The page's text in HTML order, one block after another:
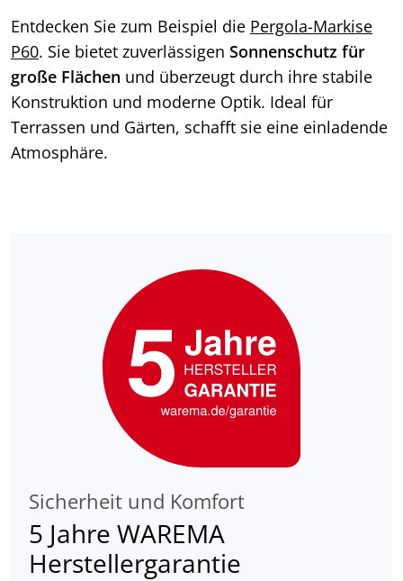
Entdecken Sie zum Beispiel die Pergola-Markise
P60. Sie bietet zuverlässigen Sonnenschutz für
große Flächen und überzeugt durch ihre stabile
Konstruktion und moderne Optik. Ideal für
Terrassen und Gärten, schafft sie eine einladende
Atmosphäre.
Sicherheit und Komfort
5 Jahre WAREMA
Herstellergarantie